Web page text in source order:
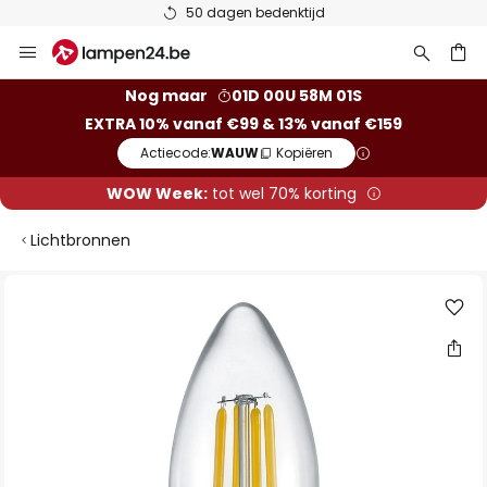
50 dagen bedenktijd
naar
Nog maar
01D 00U 58M 01S
EXTRA 10% vanaf €99 & 13% vanaf €159
Actiecode:WAUW Kopiëren
WOW Week:tot wel 70% korting
Lichtbronnen